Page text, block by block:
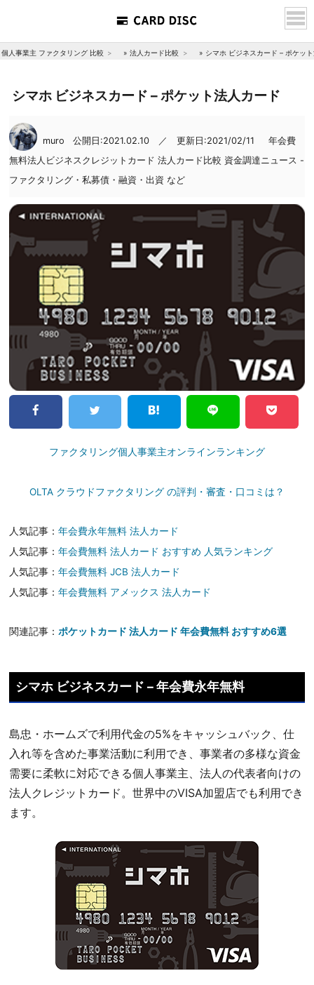
個人事業主 ファクタリング 比較 » 法人カード比較 » シマホ ビジネスカード – ポケッ
シマホ ビジネスカード – ポケット法人カード
muro 公開日:2021.02.10 ／ 更新日:2021/02/11
年会費
無料法人ビジネスクレジットカード 法人カード比較 資金調達ニュース -
ファクタリング・私募債・融資・出資 など
ファクタリング個人事業主オンラインランキング
OLTA クラウドファクタリング の評判・審査・口コミは？
人気記事：年会費永年無料 法人カード
人気記事：年会費無料 法人カード おすすめ 人気ランキング
人気記事：年会費無料 JCB 法人カード
人気記事：年会費無料 アメックス 法人カード
関連記事：ポケットカード 法人カード 年会費無料 おすすめ6選
シマホ ビジネスカード – 年会費永年無料
島忠・ホームズで利用代金の5%をキャッシュバック、仕
入れ等を含めた事業活動に利用でき、事業者の多様な資金
需要に柔軟に対応できる個人事業主、法人の代表者向けの
法人クレジットカード。世界中のVISA加盟店でも利用でき
ます。